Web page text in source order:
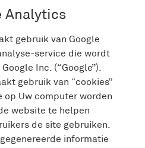
Analytics
gebruik van Google
service die wordt
Inc. (“Google”).
gebruik van “cookies”
Uw computer worden
website te helpen
de site gebruiken.
informatie